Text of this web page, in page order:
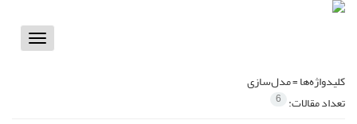
Toggle
کلیدواژه‌ها =مدل‌سازی
تعداد مقالات: 6